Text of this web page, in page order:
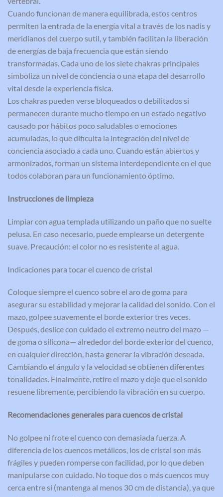
Cuando funcionan de manera equilibrada, estos centros
permiten la entrada de la energía vital a través de los nadis y
meridianos del cuerpo sutil, y también facilitan la liberación
de energías de baja frecuencia que están siendo
transformadas. Cada uno de los siete chakras principales
simboliza un nivel de conciencia o una etapa del desarrollo
vital desde la experiencia física.
Los chakras pueden verse bloqueados o debilitados si
permanecen durante mucho tiempo en un estado negativo
causado por hábitos poco saludables o emociones
acumuladas, lo que dificulta la integración del nivel de
conciencia asociado a cada uno. Cuando están abiertos y
armonizados, forman un sistema interdependiente en el que
todos colaboran para un funcionamiento óptimo.
Instrucciones de limpieza
Limpiar con agua templada utilizando un paño que no suelte
pelusa. En caso necesario, puede emplearse un detergente
suave. Precaución: el color no es resistente al agua.
Indicaciones para tocar el cuenco de cristal
Coloque siempre el cuenco sobre el aro de goma para
asegurar su estabilidad y mejorar la calidad del sonido. Con el
mazo, golpee suavemente el borde exterior tres veces.
Después, deslice con cuidado el extremo neutro del mazo —
de goma o silicona— alrededor del borde exterior del cuenco,
en cualquier dirección, hasta generar la vibración deseada.
Cambiando el ángulo y la velocidad se obtienen diferentes
tonalidades. Finalmente, retire el mazo y deje que el sonido
resuene libremente, percibiendo la vibración en su cuerpo.
Recomendaciones generales para cuencos de cristal
No golpee ni frote el cuenco con demasiada fuerza. A
diferencia de los cuencos metálicos, los de cristal son más
frágiles y pueden romperse con facilidad, por lo que deben
manipularse con cuidado. No toque dos o más cuencos muy
cerca entre sí (mantenga al menos 30 cm de distancia), ya que